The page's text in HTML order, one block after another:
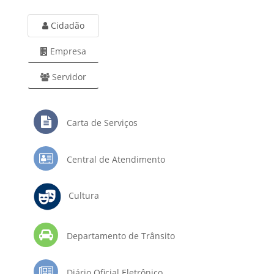
Cidadão
Empresa
Servidor
Carta de Serviços
Central de Atendimento
Cultura
Departamento de Trânsito